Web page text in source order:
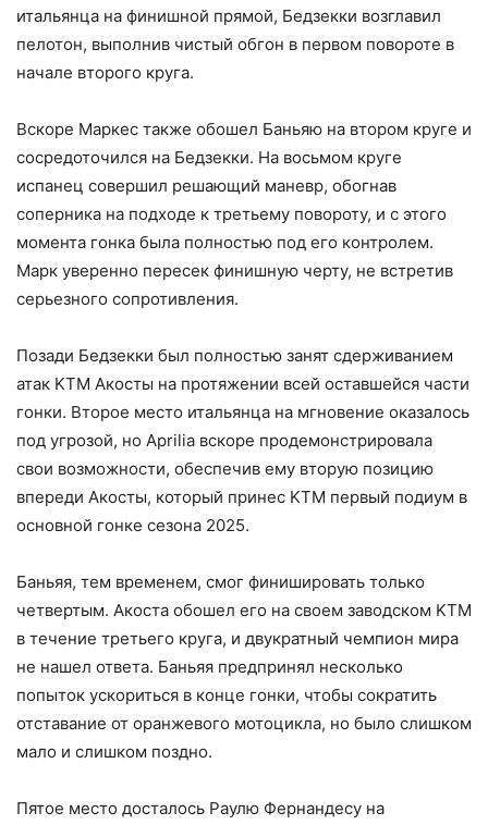
итальянца на финишной прямой, Бедзекки возглавил
пелотон, выполнив чистый обгон в первом повороте в
начале второго круга.
Вскоре Маркес также обошел Баньяю на втором круге и
сосредоточился на Бедзекки. На восьмом круге
испанец совершил решающий маневр, обогнав
соперника на подходе к третьему повороту, и с этого
момента гонка была полностью под его контролем.
Марк уверенно пересек финишную черту, не встретив
серьезного сопротивления.
Позади Бедзекки был полностью занят сдерживанием
атак KTM Акосты на протяжении всей оставшейся части
гонки. Второе место итальянца на мгновение оказалось
под угрозой, но Aprilia вскоре продемонстрировала
свои возможности, обеспечив ему вторую позицию
впереди Акосты, который принес KTM первый подиум в
основной гонке сезона 2025.
Баньяя, тем временем, смог финишировать только
четвертым. Акоста обошел его на своем заводском KTM
в течение третьего круга, и двукратный чемпион мира
не нашел ответа. Баньяя предпринял несколько
попыток ускориться в конце гонки, чтобы сократить
отставание от оранжевого мотоцикла, но было слишком
мало и слишком поздно.
Пятое место досталось Раулю Фернандесу на